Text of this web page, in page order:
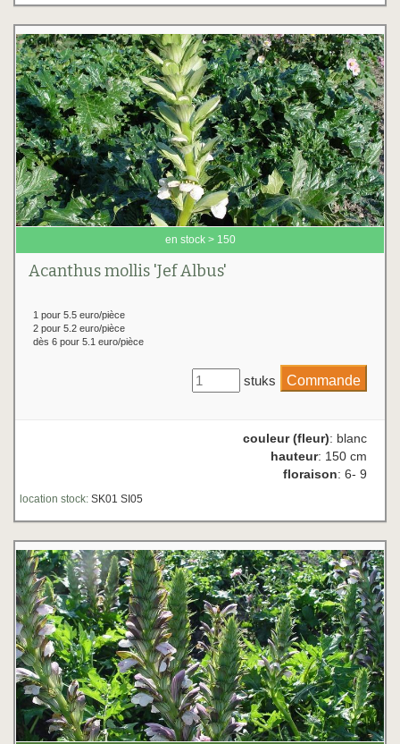
en stock > 150
Acanthus mollis 'Jef Albus'
1 pour 5.5 euro/pièce
2 pour 5.2 euro/pièce
dès 6 pour 5.1 euro/pièce
stuks
couleur (fleur): blanc
hauteur: 150 cm
floraison: 6- 9
location stock: SK01 SI05